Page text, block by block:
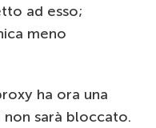
ad esso;
meno
ha ora una
sarà bloccato.